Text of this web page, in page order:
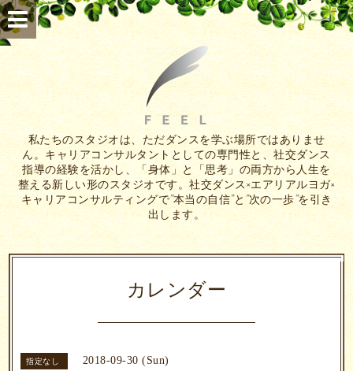
私たちのスタジオは、ただダンスを学ぶ場所ではありませ
ん。キャリアコンサルタントとしての専門性と、社交ダンス
指導の経験を活かし、「身体」と「思考」の両方から人生を
整える新しい形のスタジオです。社交ダンス×エアリアルヨガ×
キャリアコンサルティングで”本当の自信”と”次の一歩”を引き
出します。
カレンダー
指定なし 2018-09-30 (Sun)